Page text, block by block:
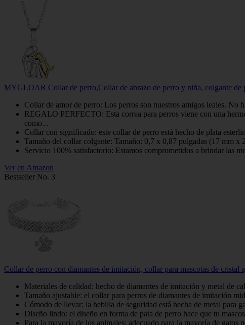
MYGLOAR Collar de perro,Collar de abrazo de perro y niña, colgante de
Collar de amor de perro: Los perros son nuestros amigos leales. No
REGALO PERFECTO: Esta correa para perros viene con una
como...
Collar con significado: este collar de perro está hecho de plata
Tamaño del collar colgante: Tamaño: 0,7 x 0,87 pulgadas (17 mm x
Servicio 100% satisfactorio: Estamos comprometidos a brindar las
Ver en Amazon
Bestseller No. 3
Collar de perro con diamantes de imitación, collar para mascotas de
Materiales de calidad: hecho de diamantes de imitación y metal de
Tamaño ajustable: el collar para perros de diamantes de imitación
Cómodo de llevar: la hebilla de seguridad está hecha de metal para
Diseño lindo: el diseño en forma de pata de perro hace que tu
Para la mayoría de los animales: adecuado para la mayoría de